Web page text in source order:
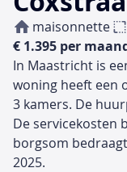
maisonnette
€ 1.395 per
In Maastricht is
woning heeft een
3 kamers. De
De servicekosten
borgsom
2025.